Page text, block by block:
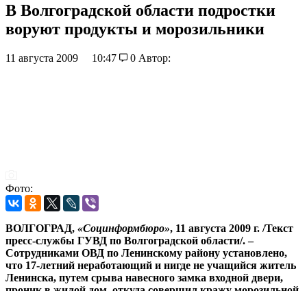
В Волгоградской области подростки
воруют продукты и морозильники
11 августа 2009 10:47 0 Автор:
Фото:
ВОЛГОГРАД, «Социнформбюро», 11 августа 2009 г. /Текст
пресс-службы ГУВД по Волгоградской области/. –
Сотрудниками ОВД по Ленинскому району установлено,
что 17-летний неработающий и нигде не учащийся житель
Ленинска, путем срыва навесного замка входной двери,